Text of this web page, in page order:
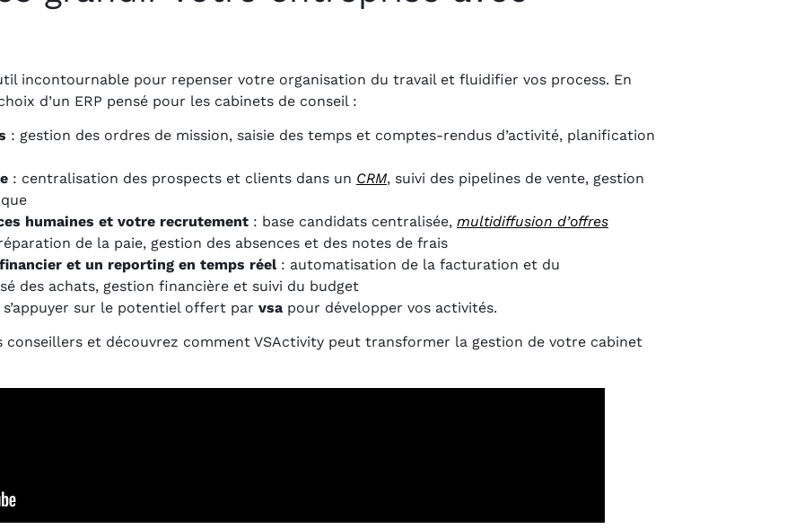
incontournable pour repenser votre organisation du travail et fluidifier vos process. En
d’un ERP pensé pour les cabinets de conseil :
: gestion des ordres de mission, saisie des temps et comptes-rendus d’activité, planification
: centralisation des prospects et clients dans un CRM, suivi des pipelines de vente, gestion
humaines et votre recrutement : base candidats centralisée, multidiffusion d’offres
de la paie, gestion des absences et des notes de frais
et un reporting en temps réel: automatisation de la facturation et du
des achats, gestion financière et suivi du budget
sur le potentiel offert par vsa pour développer vos activités.
conseillers et découvrez comment VSActivity peut transformer la gestion de votre cabinet